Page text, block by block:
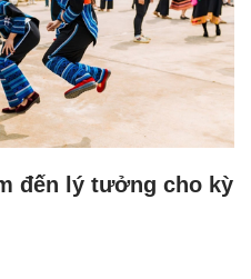
đến lý tưởng cho kỳ